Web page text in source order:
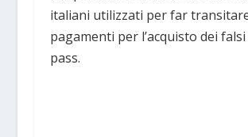
italiani utilizzati per far
pagamenti per l’acquisto dei
pass.